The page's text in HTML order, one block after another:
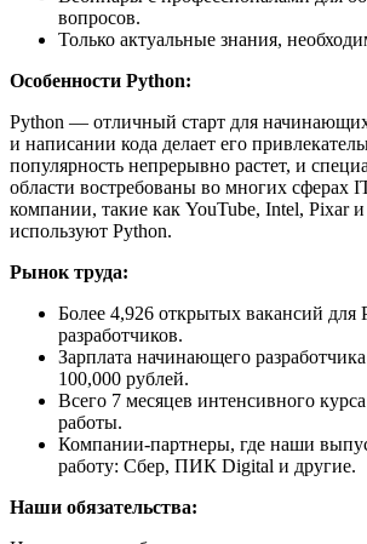
вопросов.
Только актуальные знания,
Особенности Python:
Python — отличный старт для
и написании кода делает его
популярность непрерывно растет, и
области востребованы во многих сферах
компании, такие как YouTube, Intel, Pixar
используют Python.
Рынок труда:
Более 4,926 открытых вакансий для
разработчиков.
Зарплата начинающего разработчика
100,000 рублей.
Всего 7 месяцев интенсивного
работы.
Компании-партнеры, где наши
работу: Сбер, ПИК Digital и другие.
Наши обязательства: